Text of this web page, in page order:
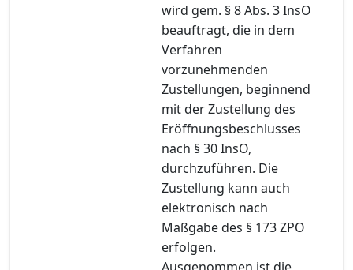
wird gem. § 8 Abs. 3 InsO
beauftragt, die in dem
Verfahren
vorzunehmenden
Zustellungen, beginnend
mit der Zustellung des
Eröffnungsbeschlusses
nach § 30 InsO,
durchzuführen. Die
Zustellung kann auch
elektronisch nach
Maßgabe des § 173 ZPO
erfolgen.
Ausgenommen ist die